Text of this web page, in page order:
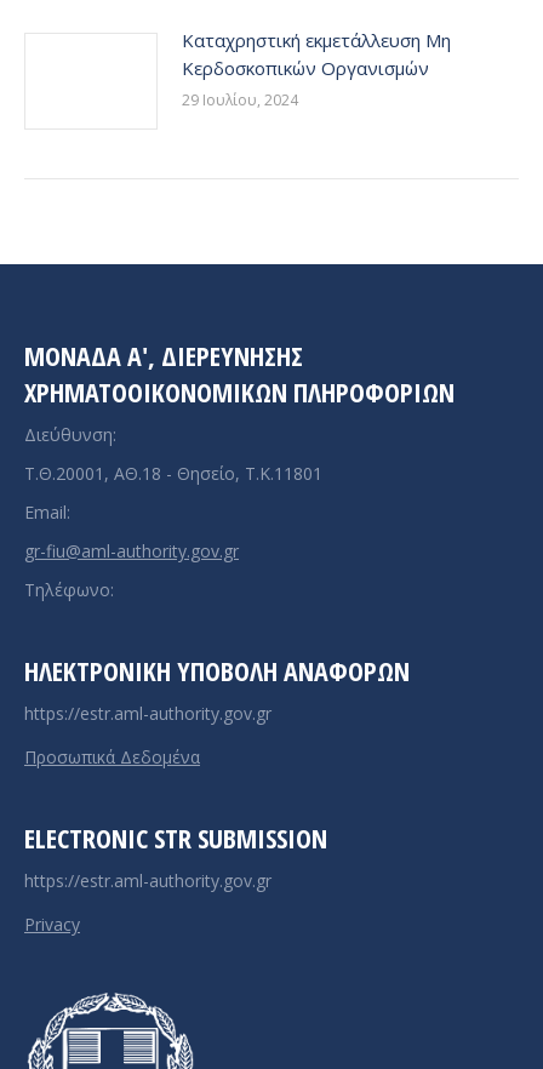
Καταχρηστική εκμετάλλευση Μη
Κερδοσκοπικών Οργανισμών
29 Ιουλίου, 2024
ΜΟΝΑΔΑ A', ΔΙΕΡΕΥΝΗΣΗΣ
ΧΡΗΜΑΤΟΟΙΚΟΝΟΜΙΚΩΝ ΠΛΗΡΟΦΟΡΙΩΝ
Διεύθυνση:
Τ.Θ.20001, ΑΘ.18 - Θησείο, Τ.Κ.11801
Email:
gr-fiu@aml-authority.gov.gr
Τηλέφωνο:
ΗΛΕΚΤΡΟΝΙΚΉ ΥΠΟΒΟΛΉ ΑΝΑΦΟΡΏΝ
https://estr.aml-authority.gov.gr
Προσωπικά Δεδομένα
ELECTRONIC STR SUBMISSION
https://estr.aml-authority.gov.gr
Privacy